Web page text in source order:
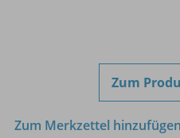
Zum
Zum Merkzettel hinzufügen